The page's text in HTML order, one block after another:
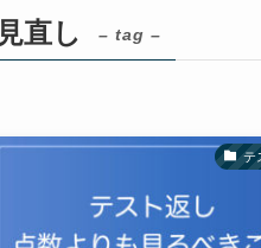
見直し – tag –
テ